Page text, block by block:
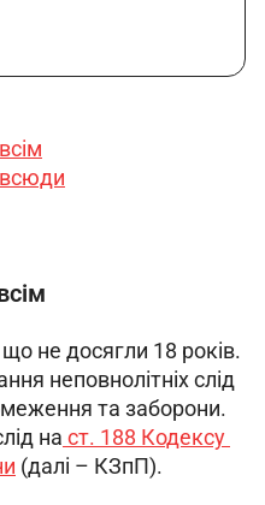
не досягли 18 років.
неповнолітніх слід
та заборони.
на ст. 188 Кодексу
(далі – КЗпП).